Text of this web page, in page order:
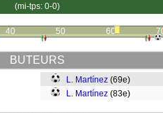
(mi-tps: 0-0)
40 50 60
BUTEURS
L. Martínez (69e)
L. Martínez (83e)